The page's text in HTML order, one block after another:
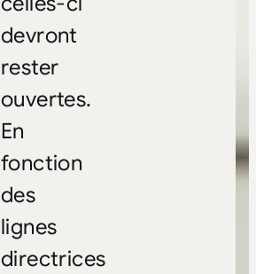
devront
rester
ouvertes.
En
fonction
des
lignes
directrices